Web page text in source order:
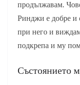
продължавам.
Ринджи е добре и
при него и
подкрепа и му
Състоянието